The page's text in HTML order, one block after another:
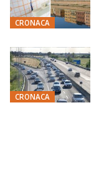
CRONACA
CRONACA